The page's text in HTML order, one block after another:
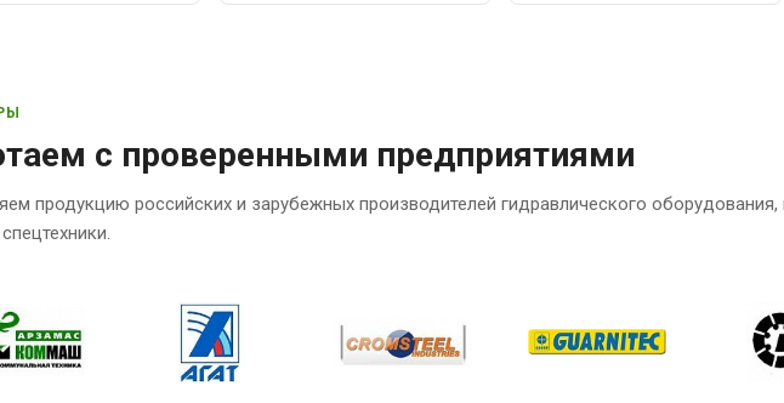
с проверенными предприятиями
продукцию российских и зарубежных производителей гидравлического